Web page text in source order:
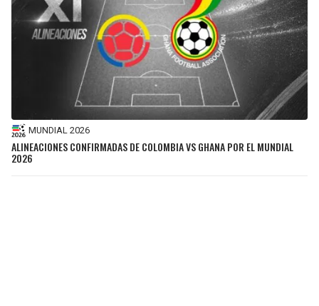
MUNDIAL 2026
ALINEACIONES CONFIRMADAS DE COLOMBIA VS GHANA POR EL MUNDIAL
2026